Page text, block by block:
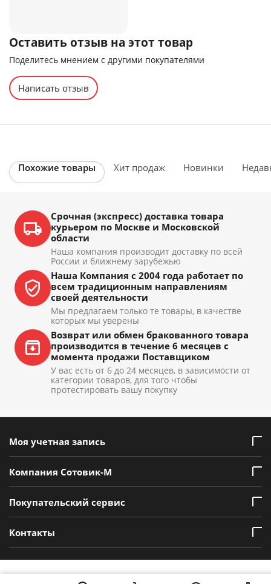
Оставить отзыв на этот товар
Поделитесь мнением с другими покупателями
Написать отзыв
Похожие товары Хит продаж Новинки
Срочная (экспресс) доставка товара
курьером по Москве и Московской
области
Наша компания производит доставку по всей
России и ближнему зарубежью
Наша Компания с 2004 года работает по
всем традиционным направлениям
своей деятельности
Мы предлагаем только те товары, в качестве
которых мы уверены
Возврат или обмен бракованного товара
производится в течение 6 месяцев с
момента продажи Поставщиком
У вас есть от 6 до 24 месяцев, в зависимости от
категории товаров, для того чтобы
протестировать вашу покупку
Моя учетная запись
Компания Сотовик-М
Покупательский сервис
Контакты